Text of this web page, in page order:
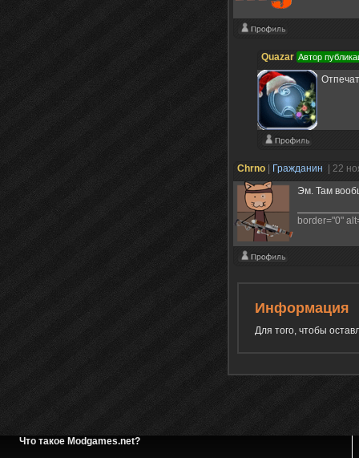
Quazar Автор
Chrno Гражданин
| 22
Эм. Там
border="0"
Информация
Для того, чтобы
Что такое Modgames.net?